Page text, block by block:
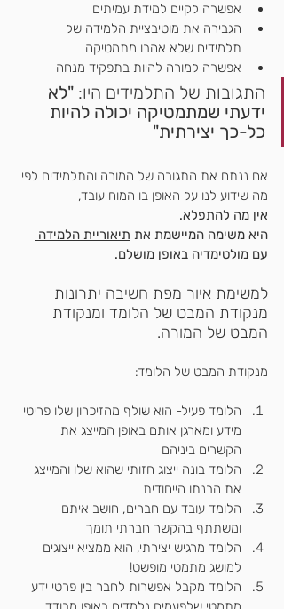
אפשרה לקיים למידת עמיתים
הגבירה את מוטיבציית הלמידה של
תלמידים שלא אהבו מתמטיקה
אפשרה למורה להיות בתפקיד מנחה
התגובות של התלמידים היו: "לא
ידעתי שמתמטיקה יכולה להיות
כל-כך יצירתית"
אם ננתח את התגובה של המורה והתלמידים לפי
מה שידוע לנו על האופן בו המוח עובד,
אין מה להתפלא.
היא משימה המיישמת את תיאוריית הלמידה
עם מולטימדיה באופן מושלם.
למשימת איור מפת חשיבה יתרונות
מנקודת המבט של הלומד ומנקודת
המבט של המורה.
מנקודת המבט של הלומד:
הלומד פעיל- הוא שולף מהזיכרון שלו פריטי
מידע ומארגן אותם באופן המייצג את
הקשרים ביניהם
הלומד בונה ייצוג חזותי שהוא שלו והמייצג
את הבנתו הייחודית
הלומד עובד עם חברים, חושב איתם
ומשתתף בהקשר חברתי תומך
הלומד מרגיש יצירתי, הוא ממציא ייצוגים
למושג מתמטי מופשט!
הלומד מקבל אפשרות לחבר בין פרטי ידע